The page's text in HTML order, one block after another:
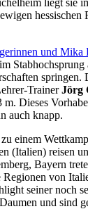
hessischen
springen.
TrainerJörg
m. Dieses
auch knapp.
einem
(Italien) reisen
Bayern
von
seiner noch
und sind